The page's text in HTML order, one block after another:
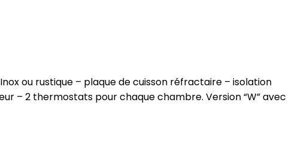
ou rustique – plaque de cuisson réfractaire – isolation
– 2 thermostats pour chaque chambre. Version “W” avec